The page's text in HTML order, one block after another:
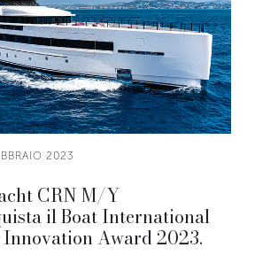
2023
CRN M/Y
il Boat International
Award 2023.